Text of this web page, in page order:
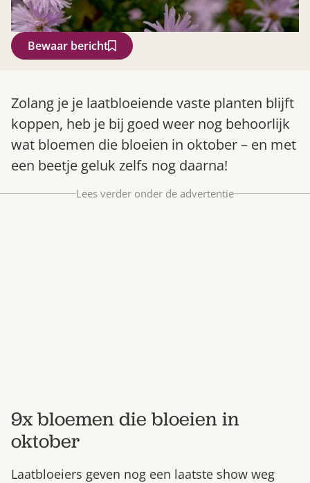
Bewaar bericht
Zolang je je laatbloeiende vaste planten blijft
koppen, heb je bij goed weer nog behoorlijk
wat bloemen die bloeien in oktober – en met
een beetje geluk zelfs nog daarna!
Lees verder onder de advertentie
9x bloemen die bloeien in
oktober
Laatbloeiers geven nog een laatste show weg